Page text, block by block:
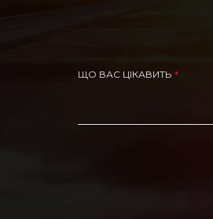
ЩО ВАС ЦІКАВИТЬ